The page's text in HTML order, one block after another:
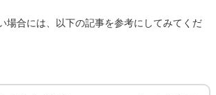
場合には、以下の記事を参考にしてみてくだ